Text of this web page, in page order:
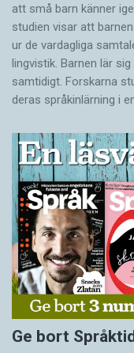
att små barn känner
studien visar att
ur de vardagliga
lingvistik. Barnen lär
samtidigt. Forskarna
deras språkinlärning i
Ge bort